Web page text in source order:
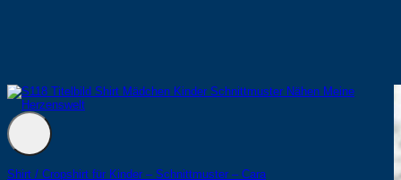
Shirt / Cropshirt für Kinder – Schnittmuster – Cara